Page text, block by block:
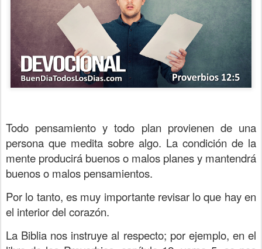
Todo pensamiento y todo plan provienen de una
persona que medita sobre algo. La condición de la
mente producirá buenos o malos planes y mantendrá
buenos o malos pensamientos.
Por lo tanto, es muy importante revisar lo que hay en
el interior del corazón.
La Biblia nos instruye al respecto; por ejemplo, en el